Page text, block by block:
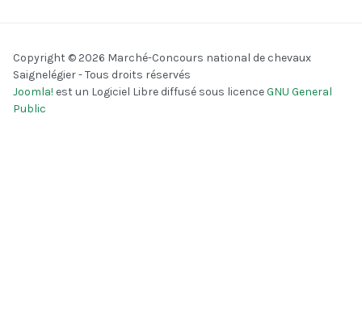
Copyright © 2026 Marché-Concours national de chevaux
Saignelégier - Tous droits réservés
Joomla! est un Logiciel Libre diffusé sous licenceGNU General
Public